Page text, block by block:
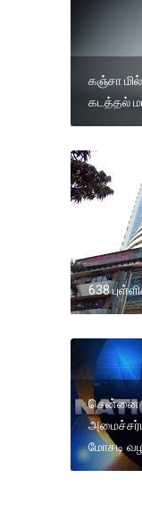
கஞ்சா
கடத்தல்
638
சென்னை
மோசடி